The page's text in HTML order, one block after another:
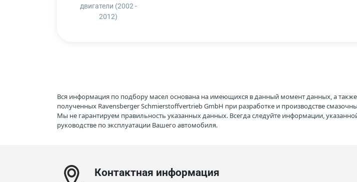
двигатели (2002 -
2012)
Вся информация по подбору масел основана на имеющихся в данный момент данных, а
полученных Ravensberger Schmierstoffvertrieb GmbH при разработке и производстве
Мы не гарантируем правильность указанных данных. Всегда следуйте информации,
руководстве по эксплуатации Вашего автомобиля.
Контактная информация